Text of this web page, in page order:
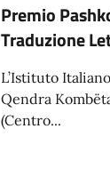
Premio
Traduzione
L’Istituto
Qendra
(Centro...